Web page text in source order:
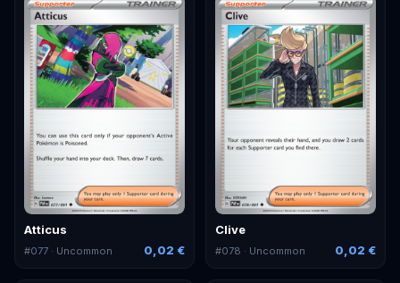
Atticus
#077 · Uncommon 0,02 €
Clive
#078 · Uncommon 0,02 €